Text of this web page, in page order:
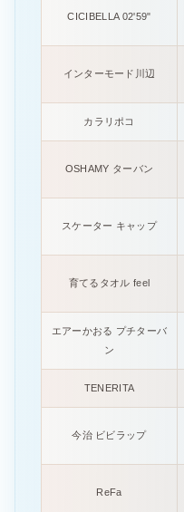
CICIBELLA 02'59"
インターモード川辺
カラリポコ
OSHAMY ターバン
スケーター キャップ
育てるタオル feel
エアーかおる プチターバ
ン
TENERITA
今治 ビビラップ
ReFa